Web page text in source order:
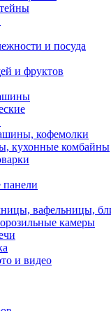
и посуда
и фруктов
кофемолки
кухонные комбайны
вафельницы,
камеры
и видео